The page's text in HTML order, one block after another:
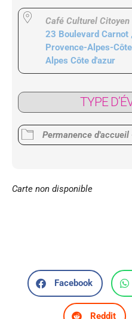
Café Culturel Citoyen
23 Boulevard Carnot
Provence-Alpes-
Alpes Côte d'azur
TYPE
Permanence d'accueil
Carte non disponible
Facebook
Reddit